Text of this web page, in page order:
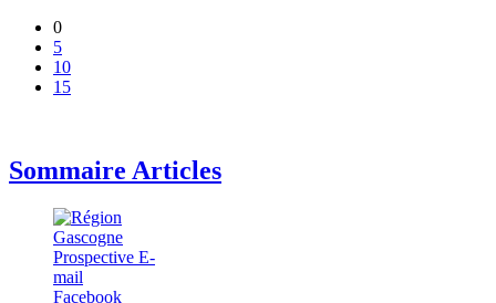
0
5
10
15
Sommaire Articles